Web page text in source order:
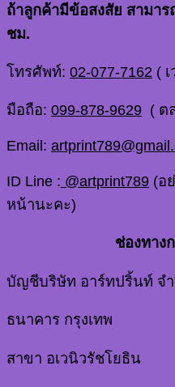
ถ้าลูกค้ามีข้อสงสัย สามา
ชม.
โทรศัพท์: 02-077-7162 (
มือถือ: 099-878-9629 ( ต
Email:
ID Line : @artprint789 (อ
หน้านะคะ)
ช่องทาง
บัญชีบริษัท อาร์ทปริ้นท์ จ
ธนาคาร กรุงเทพ
สาขา อเวนิวรัชโยธิน